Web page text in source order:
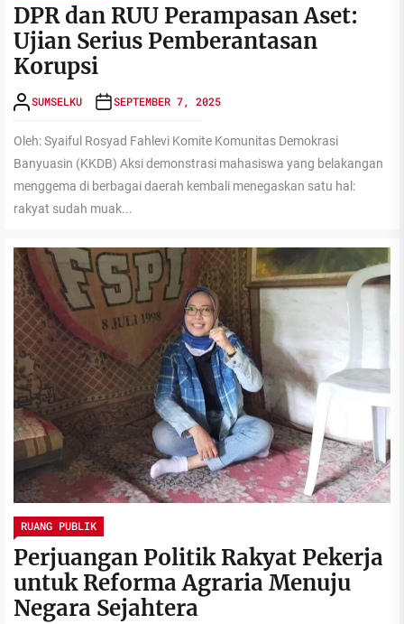
DPR dan RUU Perampasan Aset:
Ujian Serius Pemberantasan
Korupsi
SUMSELKU SEPTEMBER 7, 2025
Oleh: Syaiful Rosyad Fahlevi Komite Komunitas Demokrasi
Banyuasin (KKDB) Aksi demonstrasi mahasiswa yang belakangan
menggema di berbagai daerah kembali menegaskan satu hal:
rakyat sudah muak...
RUANG PUBLIK
Perjuangan Politik Rakyat Pekerja
untuk Reforma Agraria Menuju
Negara Sejahtera